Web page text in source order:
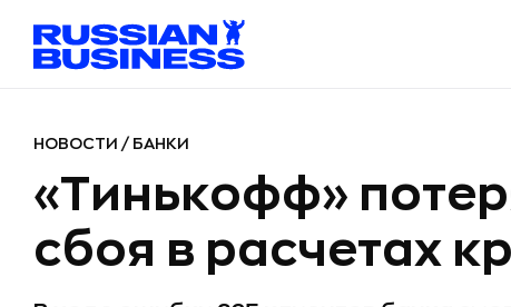
НОВОСТИ / БАНКИ
«Тинькофф»
сбоя в расчетах